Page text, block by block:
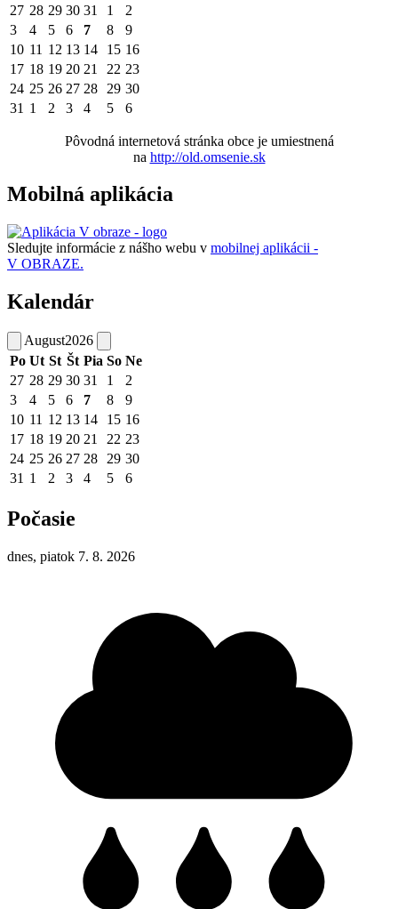
27 28 29 30 31 1
2
3
4 5 6 7 8
9
10 11 12 13 14 15 16
17 18 19 20 21 22 23
24 25 26 27 28 29 30
31 1 2 3 4 5 6
Pôvodná internetová stránka obce je umiestnená
na http://old.omsenie.sk
Mobilná aplikácia
Sledujte informácie z nášho webu v mobilnej aplikácii -
V OBRAZE.
Kalendár
August2026
Po Ut St Št Pia So Ne
27 28 29 30 31 1
2
3
4 5 6 7 8
9
10 11 12 13 14 15 16
17 18 19 20 21 22 23
24 25 26 27 28 29 30
31 1 2 3 4 5 6
Počasie
dnes, piatok 7. 8. 2026